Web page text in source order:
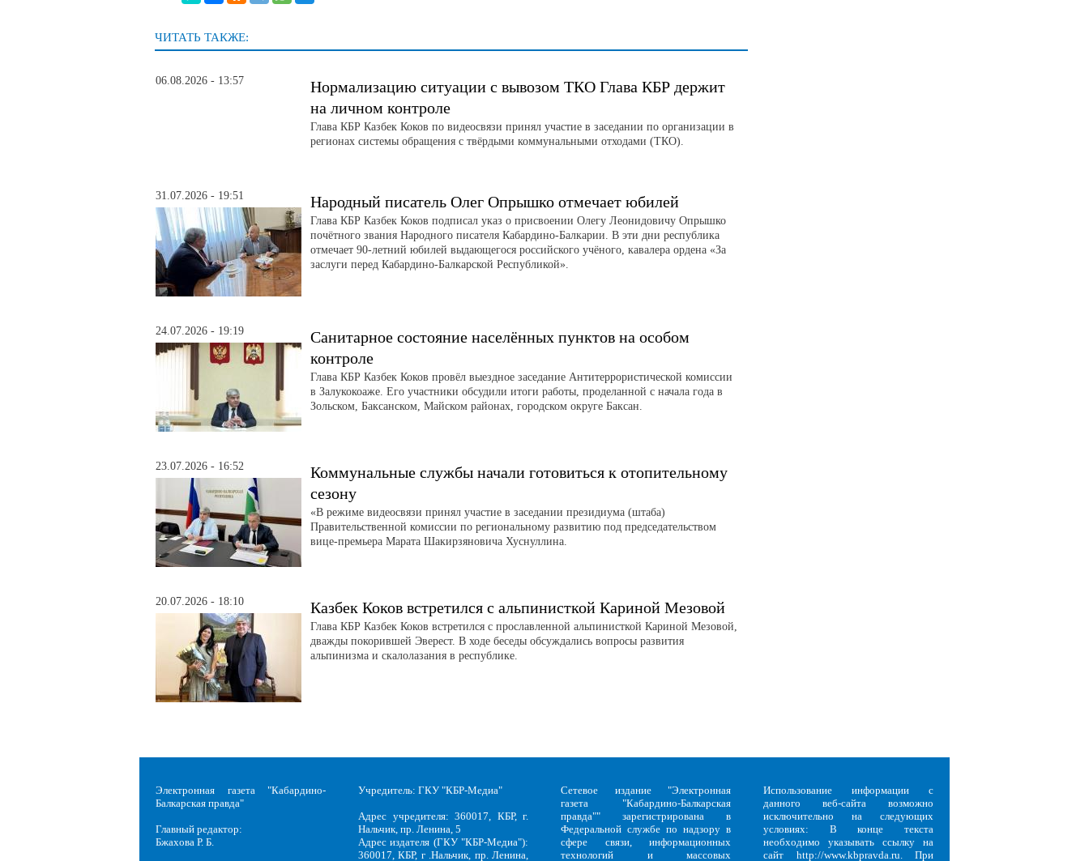
ЧИТАТЬ ТАКЖЕ:
06.08.2026 - 13:57
Нормализацию ситуации с вывозом ТКО Глава КБР держит
на личном контроле
Глава КБР Казбек Коков по видеосвязи принял участие в заседании по организации в
регионах системы обращения с твёрдыми коммунальными отходами (ТКО).
31.07.2026 - 19:51 Народный писатель Олег Опрышко отмечает юбилей
Глава КБР Казбек Коков подписал указ о присвоении Олегу Леонидовичу Опрышко
почётного звания Народного писателя Кабардино-Балкарии. В эти дни республика
отмечает 90-летний юбилей выдающегося российского учёного, кавалера ордена «За
заслуги перед Кабардино-Балкарской Республикой».
24.07.2026 - 19:19
Санитарное состояние населённых пунктов на особом
контроле
Глава КБР Казбек Коков провёл выездное заседание Антитеррористической комиссии
в Залукокоаже. Его участники обсудили итоги работы, проделанной с начала года в
Зольском, Баксанском, Майском районах, городском округе Баксан.
23.07.2026 - 16:52
Коммунальные службы начали готовиться к отопительному
сезону
«В режиме видеосвязи принял участие в заседании президиума (штаба)
Правительственной комиссии по региональному развитию под председательством
вице-премьера Марата Шакирзяновича Хуснуллина.
20.07.2026 - 18:10 Казбек Коков встретился с альпинисткой Кариной Мезовой
Глава КБР Казбек Коков встретился с прославленной альпинисткой Кариной Мезовой,
дважды покорившей Эверест. В ходе беседы обсуждались вопросы развития
альпинизма и скалолазания в республике.
Электронная газета "Кабардино-
Балкарская правда"
Главный редактор:
Бжахова Р. Б.
Учредитель: ГКУ "КБР-Медиа"
Адрес учредителя: 360017, КБР, г.
Нальчик, пр. Ленина, 5
Адрес издателя (ГКУ "КБР-Медиа"):
360017, КБР, г .Нальчик, пр. Ленина,
Сетевое издание "Электронная
газета "Кабардино-Балкарская
правда"" зарегистрирована в
Федеральной службе по надзору в
сфере связи, информационных
технологий и массовых
Использование информации с
данного веб-сайта возможно
исключительно на следующих
условиях: В конце текста
необходимо указывать ссылку на
сайт http://www.kbpravda.ru. При